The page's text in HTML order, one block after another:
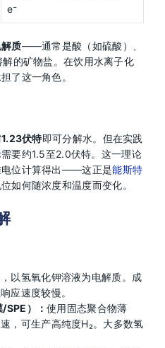
e⁻
质——通常是酸（如硫酸）、
的矿物盐。在饮用水离子化
了这一角色。
1.23伏特即可分解水。但在实践
要约1.5至2.0伏特。这一理论
电位计算得出——这正是能斯特
如何随浓度和温度而变化。
以氢氧化钾溶液为电解质。成
应速度较慢。
/SPE）：使用固态聚合物薄
，可生产高纯度H₂。大多数氢